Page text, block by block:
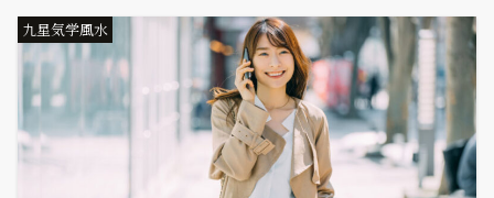
九星気学風水